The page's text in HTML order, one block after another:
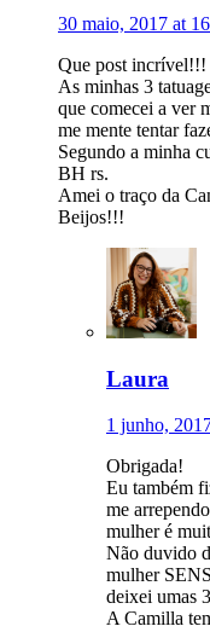
30 maio, 2017 at
Que post incrível!!!
As minhas 3
que comecei a ver
me mente tentar
Segundo a minha
BH rs.
Amei o traço da
Beijos!!!
Laura
1 junho,
Obrigada!
Eu também
me
mulher é
Não duvido
mulher
deixei umas
A Camilla